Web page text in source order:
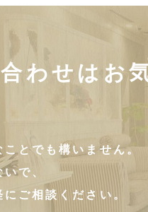
わせはお
ことでも構いません。
で、
にご相談ください。